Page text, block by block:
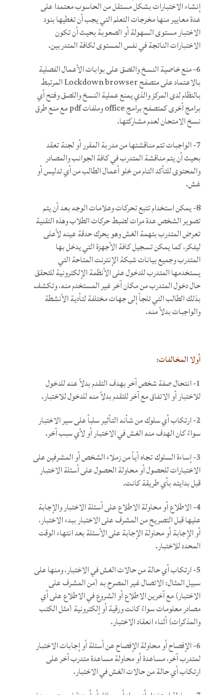
إنشاء الاختبارات بشكل مستقل من الحاسوب معتمدا على
عدة معايير منها مخرجات التعلم التي يجب أن تغطيها بنود
الاختبار مستوى السهولة أو الصعوبة بحيث أن تكون
الاختبارات الناتجة في نفس المستوى لكافة المتدربين.
6- منع خاصية النسخ واللصق على بوابات الأعمال الفصلية
بالاعتماد على متصفح Lockdown browser المرتبط
بالنظام لدى المركز والذي يمنع عملية النسخ واللصق وفتح أي
برامج أخرى كمتصفح برامج office وملفات pdf مع منع طرق
نسخ الامتحان لعدم مشاركتها.
7- الواجبات تتم مناقشتها من مدربة المقرر أو لجنة تعقد
بحيث أن يتم مناقشة المتدرب في كافة الجوانب والمصادر
والمحتوى للتأكد التام من خلو أعمال الطالب من أي تدليس أو
غش.
8- يمكن استخدام تتبع تحركات وعلامات الوجه بعد أن يتم
تصوير الشخص عدة مرات لضبط حركات الطلاب وهذه التقنية
تعرض المتدرب بتهمة الغش وهو يحرك حدقة عينه لأعلى
ليفكر، كما يمكن تسجيل كافة الأجهزة التي يدخل بها
المتدرب وجميع بيانات شبكة الإنترنت المتاحة التي
يستخدمها المتدرب للدخول على الأنظمة الإلكترونية للتحقق
حال دخول المتدرب من مكان آخر غير المستخدم منه، وتكشف
بذلك الطالب التي تلجأ إلى جهات مختلفة لتأدية الأنشطة
والواجبات بدلاً منه.
أولا المخالفات:
1- انتحال صفة شخص آخر بهدف التقدم بدلاً عنه للدخول
للاختبار أو الاتفاق مع آخر للتقدم بدلاً منه للدخول للاختبار.
2- ارتكاب أي سلوك من شأنه التأثير سلباً على سير الاختبار
سواءً كان الهدف منه الغش في الاختبار أو لأي سبب آخر.
3- إساءة السلوك تجاه أياً من زملاء الشخص أو المشرفين على
الاختبارات للحصول أو محاولة الحصول على أسئلة الاختبار
قبل بدايته بأي طريقة كانت.
4- الاطلاع أو محاولة الاطلاع على أسئلة الاختبار والإجابة
عليها قبل التصريح من المشرف على الاختبار ببدء الاختبار،
أو الإجابة أو محاولة الإجابة على الأسئلة بعد انتهاء الوقت
المحدد للاختبار.
5- ارتكاب أي حالة من حالات الغش في الاختبار، ومنها على
سبيل المثال: الاتصال غير المصرح به (من المشرف على
الاختبار) مع آخرين الاطلاع أو الشروع في الاطلاع على أي
مصادر معلومات سواءً كانت ورقية أو إلكترونية (مثل الكتب
والمذكرات) أثناء انعقاد الاختبار.
6- الإفصاح أو محاولة الإفصاح عن أسئلة أو إجابات الاختبار
لمتدرب آخر، مساعدة أو محاولة مساعدة متدرب آخر على
ارتكاب أي حالة من حالات الغش في الاختبار.